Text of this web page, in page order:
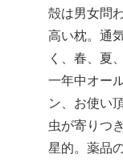
殻は男女問
高い枕。通
く、春、夏
一年中オー
ン、お使い
虫が寄りつ
星的。薬品